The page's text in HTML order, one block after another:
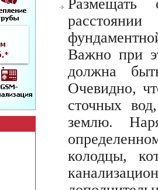
Важно при
должна
Очевидно,
сточных
землю.
колодцы,